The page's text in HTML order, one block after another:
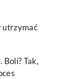
utrzymać
Tak,